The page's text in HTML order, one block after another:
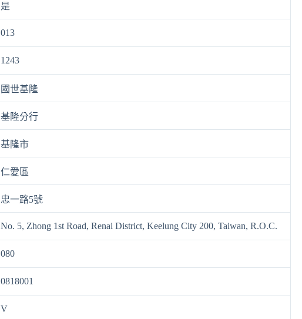
是
013
1243
國世基隆
基隆分行
基隆市
仁愛區
忠一路5號
No. 5, Zhong 1st Road, Renai District, Keelung City 200, Taiwan, R.O.C.
080
0818001
V